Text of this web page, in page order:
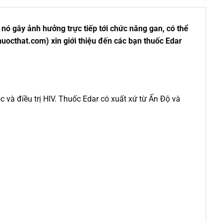
gây ảnh hưởng trực tiếp tới chức năng gan, có thể
xin giới thiệu đến các bạn thuốc Edar
điều trị HIV. Thuốc Edar có xuất xứ từ Ấn Độ và